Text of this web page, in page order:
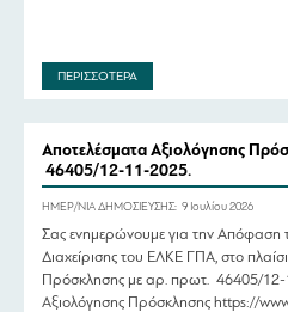
ΠΕΡΙΣΣΟΤΕΡΑ
Αποτελέσματα Αξιολόγησης
46405/12-11-2025.
ΗΜΕΡ/ΝΙΑ ΔΗΜΟΣΙΕΥΣΗΣ: 9 Ιουλίου 2026
Σας ενημερώνουμε για την Απόφαση
Διαχείρισης του ΕΛΚΕ ΓΠΑ, στο
Πρόσκλησης με αρ. πρωτ. 46405/
Αξιολόγησης Πρόσκλησης https://